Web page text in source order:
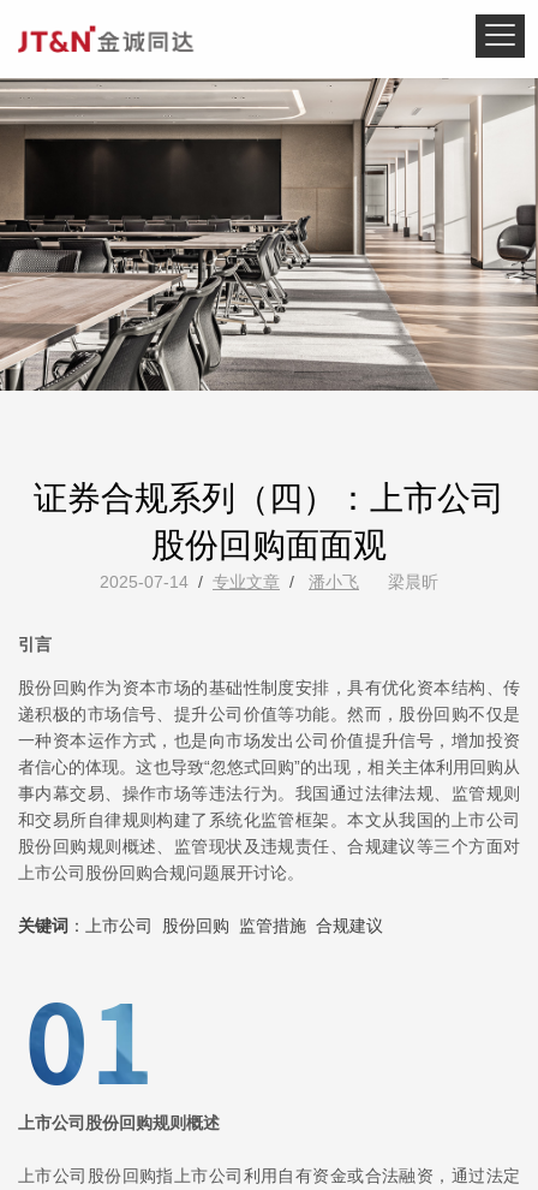
证券合规系列（四）：上市公司
股份回购面面观
2025-07-14 / 专业文章 / 潘小飞 梁晨昕
引言
股份回购作为资本市场的基础性制度安排，具有优化资本结构、传
递积极的市场信号、提升公司价值等功能。然而，股份回购不仅是
一种资本运作方式，也是向市场发出公司价值提升信号，增加投资
者信心的体现。这也导致“忽悠式回购”的出现，相关主体利用回购从
事内幕交易、操作市场等违法行为。我国通过法律法规、监管规则
和交易所自律规则构建了系统化监管框架。本文从我国的上市公司
股份回购规则概述、监管现状及违规责任、合规建议等三个方面对
上市公司股份回购合规问题展开讨论。
关键词 ：上市公司 股份回购 监管措施 合规建议
上市公司股份回购规则概述
上市公司股份回购指上市公司利用自有资金或合法融资，通过法定